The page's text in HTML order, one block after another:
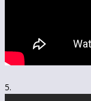
5.